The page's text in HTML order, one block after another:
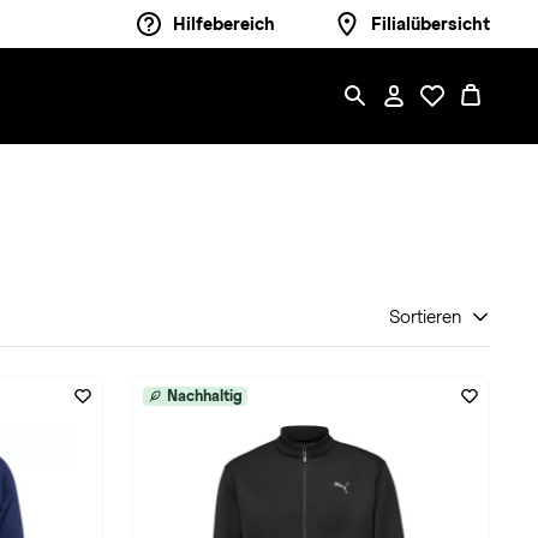
Hilfebereich Filialübersicht
Sortieren
Nachhaltig